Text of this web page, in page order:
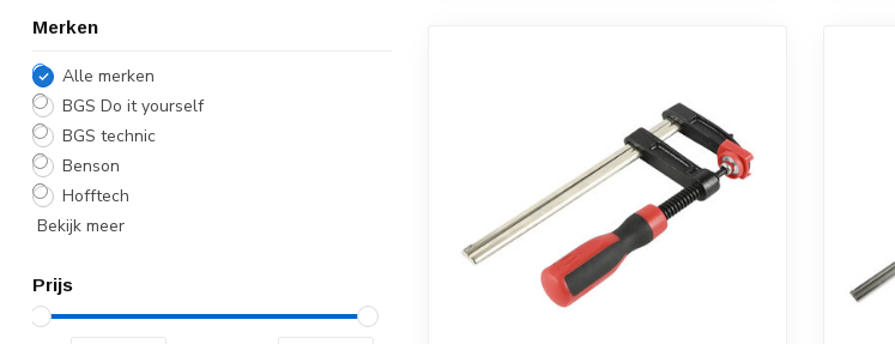
Merken
Alle merken
BGS Do it yourself
BGS technic
Benson
Hofftech
Bekijk meer
Prijs